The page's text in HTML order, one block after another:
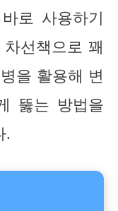
로 사용하기
선책으로 꽤
을 활용해 변
뚫는 방법을
.